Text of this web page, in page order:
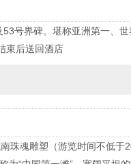
号界碑。堪称亚洲第一、
束后送回酒店
珠魂雕塑（游览时间不低于